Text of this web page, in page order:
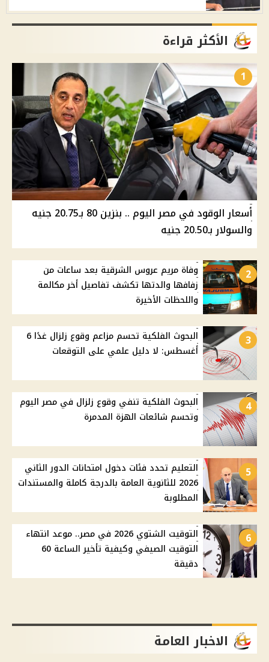
الأكثر قراءة
1
أسعار الوقود في مصر اليوم .. بنزين 80 بـ20.75 جنيه
والسولار بـ20.50 جنيه
2
وفاة مريم عروس الشرقية بعد ساعات من
زفافها والدتها تكشف تفاصيل أخر مكالمة
واللحظات الأخيرة
3
البحوث الفلكية تحسم مزاعم وقوع زلزال غدًا 6
أغسطس: لا دليل علمي على التوقعات
4
البحوث الفلكية تنفي وقوع زلزال في مصر اليوم
وتحسم شائعات الهزة المدمرة
5
التعليم تحدد فئات دخول امتحانات الدور الثاني
2026 للثانوية العامة بالدرجة كاملة والمستندات
المطلوبة
6
التوقيت الشتوي 2026 في مصر.. موعد انتهاء
التوقيت الصيفي وكيفية تأخير الساعة 60
دقيقة
الاخبار العامة